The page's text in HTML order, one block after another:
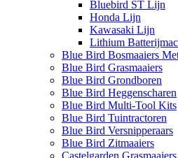
Bluebird ST Lijn
Honda Lijn
Kawasaki Lijn
Lithium
Blue Bird Bosmaaiers
Blue Bird Grasmaaiers
Blue Bird Grondboren
Blue Bird Heggenscharen
Blue Bird Multi-Tool Kits
Blue Bird Tuintractoren
Blue Bird Versnipperaars
Blue Bird Zitmaaiers
Castelgarden Grasmaaiers